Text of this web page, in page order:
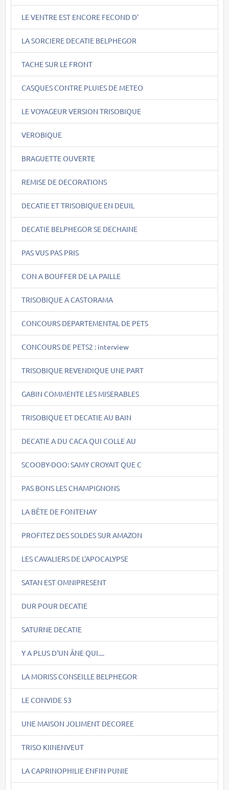
LE VENTRE EST ENCORE FECOND D'
LA SORCIERE DECATIE BELPHEGOR
TACHE SUR LE FRONT
CASQUES CONTRE PLUIES DE METEO
LE VOYAGEUR VERSION TRISOBIQUE
VEROBIQUE
BRAGUETTE OUVERTE
REMISE DE DECORATIONS
DECATIE ET TRISOBIQUE EN DEUIL
DECATIE BELPHEGOR SE DECHAINE
PAS VUS PAS PRIS
CON A BOUFFER DE LA PAILLE
TRISOBIQUE A CASTORAMA
CONCOURS DEPARTEMENTAL DE PETS
CONCOURS DE PETS2 : interview
TRISOBIQUE REVENDIQUE UNE PART
GABIN COMMENTE LES MISERABLES
TRISOBIQUE ET DECATIE AU BAIN
DECATIE A DU CACA QUI COLLE AU
SCOOBY-DOO: SAMY CROYAIT QUE C
PAS BONS LES CHAMPIGNONS
LA BÊTE DE FONTENAY
PROFITEZ DES SOLDES SUR AMAZON
LES CAVALIERS DE L'APOCALYPSE
SATAN EST OMNIPRESENT
DUR POUR DECATIE
SATURNE DECATIE
Y A PLUS D'UN ÂNE QUI....
LA MORISS CONSEILLE BELPHEGOR
LE CONVIDE 53
UNE MAISON JOLIMENT DECOREE
TRISO KIINENVEUT
LA CAPRINOPHILIE ENFIN PUNIE